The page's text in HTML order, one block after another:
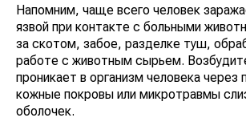
Напомним, чаще всего человек
язвой при контакте с больными
за скотом, забое, разделке туш,
работе с животным сырьем.
проникает в организм человека
кожные покровы или микротравмы
оболочек.